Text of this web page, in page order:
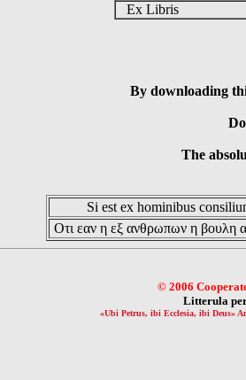
Ex Libris
By downloading
The
Si est ex hominibus
Οτι εαν η εξ ανθρωπων η βουλη
© 2006
Litterula
«Ubi Petrus, ibi Ecclesia, ibi Deus»